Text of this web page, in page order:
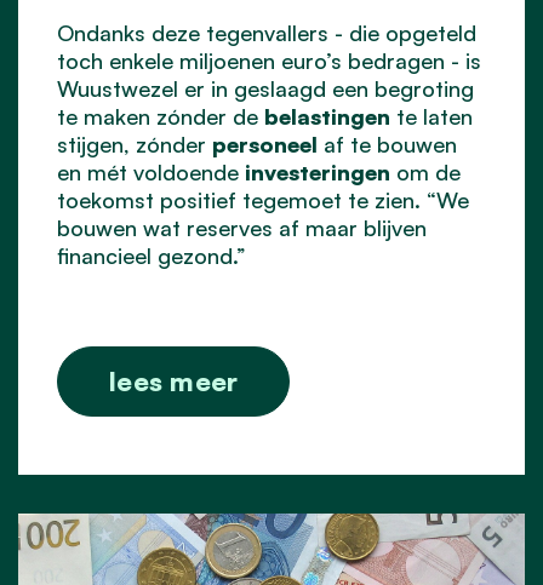
Ondanks deze tegenvallers - die opgeteld
toch enkele miljoenen euro’s bedragen - is
Wuustwezel er in geslaagd een begroting
te maken zónder de belastingen te laten
stijgen, zónder personeel af te bouwen
en mét voldoende investeringen om de
toekomst positief tegemoet te zien. “We
bouwen wat reserves af maar blijven
financieel gezond.”
lees meer